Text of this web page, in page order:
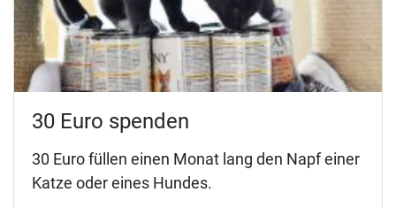
30 Euro spenden
30 Euro füllen einen Monat lang den Napf einer
Katze oder eines Hundes.